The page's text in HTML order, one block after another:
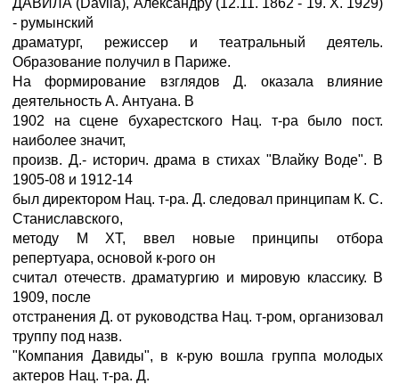
ДАВИЛА (Davila), Александру (12.11. 1862 - 19. X. 1929)
- румынский
драматург, режиссер и театральный деятель.
Образование получил в Париже.
На формирование взглядов Д. оказала влияние
деятельность А. Антуана. В
1902 на сцене бухарестского Нац. т-ра было пост.
наиболее значит,
произв. Д.- историч. драма в стихах "Влайку Воде". В
1905-08 и 1912-14
был директором Нац. т-ра. Д. следовал принципам К. С.
Станиславского,
методу M XT, ввел новые принципы отбора
репертуара, основой к-рого он
считал отечеств. драматургию и мировую классику. В
1909, после
отстранения Д. от руководства Нац. т-ром, организовал
труппу под назв.
"Компания Давиды", в к-рую вошла группа молодых
актеров Нац. т-ра. Д.